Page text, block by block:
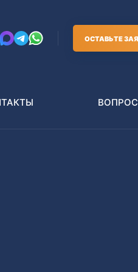
ОСТАВЬТЕ